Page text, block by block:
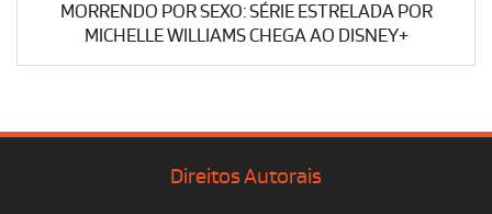
MORRENDO POR SEXO: SÉRIE ESTRELADA POR
MICHELLE WILLIAMS CHEGA AO DISNEY+
Direitos Autorais